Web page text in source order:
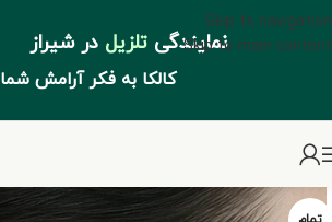
Skip to navigation
Skip to main content
نمایندگی تلزیل در شیراز
کالکا به فکر آرامش شما